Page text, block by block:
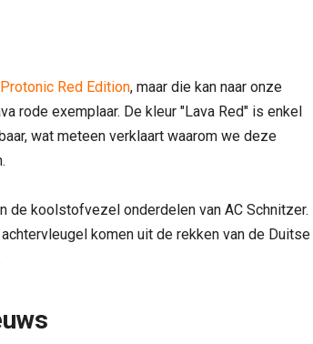
Red Edition, maar die kan naar onze
rode exemplaar. De kleur "Lava Red" is enkel
wat meteen verklaart waarom we deze
de koolstofvezel onderdelen van AC Schnitzer.
komen uit de rekken van de Duitse